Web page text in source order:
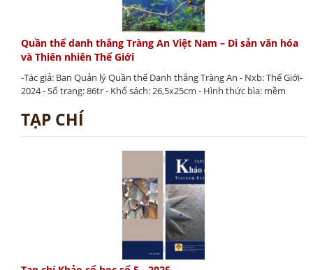
Quần thể danh thắng Tràng An Việt Nam – Di sản văn hóa
và Thiên nhiên Thế Giới
-Tác giả: Ban Quản lý Quần thể Danh thắng Tràng An - Nxb: Thế Giới-
2024 - Số trang: 86tr - Khổ sách: 26,5x25cm - Hình thức bìa: mềm
TẠP CHÍ